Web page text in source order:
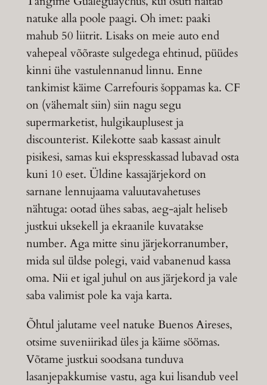
natuke alla poole paagi. Oh imet: paaki
mahub 50 liitrit. Lisaks on meie auto end
vahepeal võõraste sulgedega ehtinud, püüdes
kinni ühe vastulennanud linnu. Enne
tankimist käime Carrefouris šoppamas ka. CF
on (vähemalt siin) siin nagu segu
supermarketist, hulgikauplusest ja
discounterist. Kilekotte saab kassast ainult
pisikesi, samas kui ekspresskassad lubavad osta
kuni 10 eset. Üldine kassajärjekord on
sarnane lennujaama valuutavahetuses
nähtuga: ootad ühes sabas, aeg-ajalt heliseb
justkui uksekell ja ekraanile kuvatakse
number. Aga mitte sinu järjekorranumber,
mida sul üldse polegi, vaid vabanenud kassa
oma. Nii et igal juhul on aus järjekord ja vale
saba valimist pole ka vaja karta.
Õhtul jalutame veel natuke Buenos Aireses,
otsime suveniirikad üles ja käime söömas.
Võtame justkui soodsana tunduva
lasanjepakkumise vastu, aga kui lisandub veel